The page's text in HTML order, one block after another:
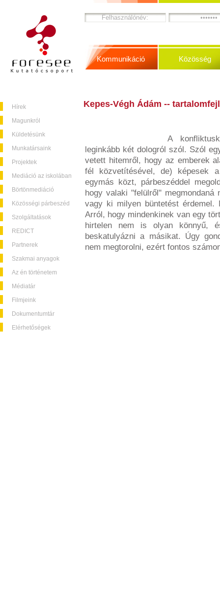
Hírek
Magunkról
Küldetésünk
Munkatársaink
Projektek
Mediáció az iskolában
Börtönmediáció
Közösségi párbeszéd
Szolgáltatások
REDICT
Partnerek
Szakmai anyagok
Az én történetem
Médiatár
Filmjeink
Dokumentumtár
Elérhetőségek
Kommunikáció Közösség
Kepes-Végh Ádám --
A
leginkább két dologról szól. Szól
vetett hitemről, hogy az emberek
fél közvetítésével, de) képesek
egymás közt, párbeszéddel
hogy valaki "felülről"
vagy ki milyen büntetést érdemel.
Arról, hogy mindenkinek van egy
hirtelen nem is olyan könnyű,
beskatulyázni a másikat. Úgy
nem megtorolni, ezért fontos